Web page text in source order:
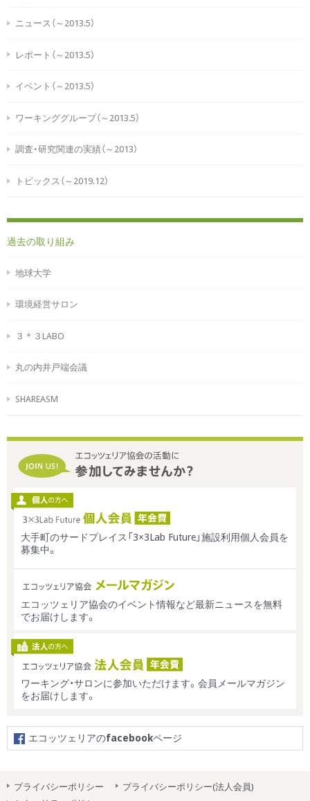
ニュース（～2013.5）
レポート（～2013.5）
イベント（～2013.5）
ワーキンググループ（～2013.5）
調査・研究関連の実績（～2013）
トピックス（～2019.12）
過去の取り組み
地球大学
環境経営サロン
３＊３LABO
丸の内井戸端会議
SHAREASM
大手町のサードプレイス「3×3Lab Future」施設利用個人会員を
募集中。
エコッツェリア協会のイベント情報など最新ニュースを無料
でお届けします。
ワーキング・サロンに参加いただけます。会員メールマガジン
をお届けします。
エコッツェリアのfacebookページ
プライバシーポリシー
プライバシーポリシー(法人会員)